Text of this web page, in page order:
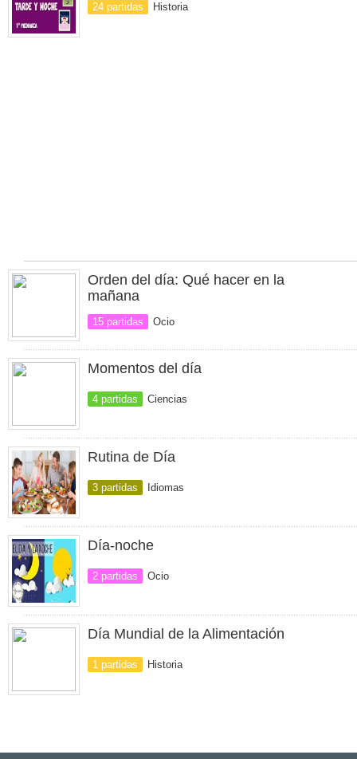
24 partidas Historia
Orden del día: Qué hacer en la
mañana
15 partidas Ocio
Momentos del día
4 partidas Ciencias
Rutina de Día
3 partidas Idiomas
Día-noche
2 partidas Ocio
Día Mundial de la Alimentación
1 partidas Historia